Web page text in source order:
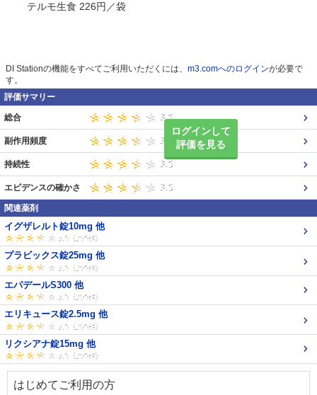
テルモ生食 226円／袋
DI Stationの機能をすべてご利用いただくには、 m3.comへのログインが必要で
す。
評価サマリー
ログインして
評価を見る
総合
副作用頻度
持続性
エビデンスの確かさ
関連薬剤
イグザレルト錠10mg 他
プラビックス錠25mg 他
エパデールS300 他
エリキュース錠2.5mg 他
リクシアナ錠15mg 他
はじめてご利用の方